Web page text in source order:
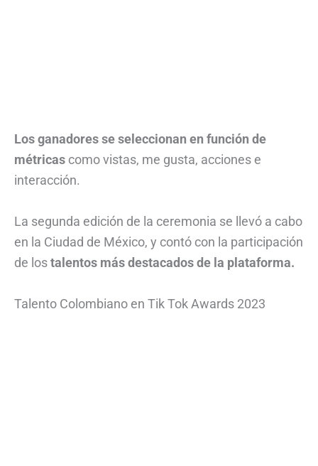
Los ganadores se seleccionan en función de
métricas como vistas, me gusta, acciones e
interacción.
La segunda edición de la ceremonia se llevó a cabo
en la Ciudad de México, y contó con la participación
de lostalentos más destacados de la plataforma.
Talento Colombiano en Tik Tok Awards 2023